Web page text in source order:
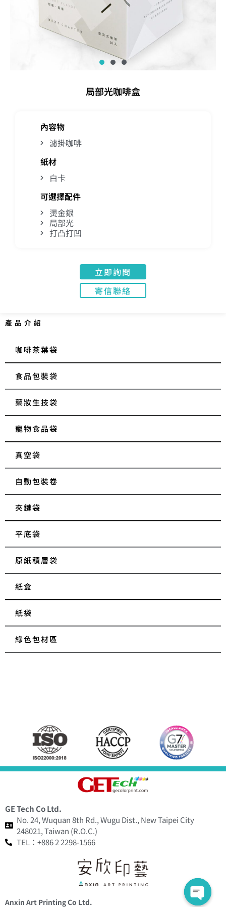
產品介紹
咖啡茶葉袋
食品包裝袋
藥妝生技袋
寵物食品袋
真空袋
自動包裝卷
夾鏈袋
平底袋
原紙積層袋
紙盒
紙袋
綠色包材區
局部光咖啡盒
內容物
濾掛咖啡
紙材
白卡
可選擇配件
燙金銀
局部光
打凸打凹
立即詢問
寄信聯絡
GE Tech Co Ltd.
No. 24, Wuquan 8th Rd., Wugu Dist., New Taipei City
248021, Taiwan (R.O.C.)
TEL：+886 2 2298-1566
Anxin Art Printing Co Ltd.